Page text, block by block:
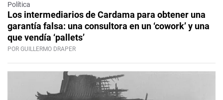
Política
Los intermediarios de Cardama para obtener una
garantía falsa: una consultora en un ‘cowork’ y una
que vendía ‘pallets’
POR GUILLERMO DRAPER